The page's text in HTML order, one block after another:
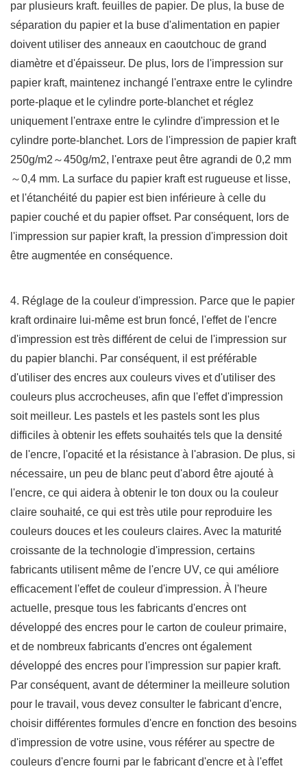
par plusieurs kraft. feuilles de papier. De plus, la buse de
séparation du papier et la buse d'alimentation en papier
doivent utiliser des anneaux en caoutchouc de grand
diamètre et d'épaisseur. De plus, lors de l'impression sur
papier kraft, maintenez inchangé l'entraxe entre le cylindre
porte-plaque et le cylindre porte-blanchet et réglez
uniquement l'entraxe entre le cylindre d'impression et le
cylindre porte-blanchet. Lors de l'impression de papier kraft
250g/m2～450g/m2, l'entraxe peut être agrandi de 0,2 mm
～0,4 mm. La surface du papier kraft est rugueuse et lisse,
et l'étanchéité du papier est bien inférieure à celle du
papier couché et du papier offset. Par conséquent, lors de
l'impression sur papier kraft, la pression d'impression doit
être augmentée en conséquence.
4. Réglage de la couleur d'impression. Parce que le papier
kraft ordinaire lui-même est brun foncé, l'effet de l'encre
d'impression est très différent de celui de l'impression sur
du papier blanchi. Par conséquent, il est préférable
d'utiliser des encres aux couleurs vives et d'utiliser des
couleurs plus accrocheuses, afin que l'effet d'impression
soit meilleur. Les pastels et les pastels sont les plus
difficiles à obtenir les effets souhaités tels que la densité
de l'encre, l'opacité et la résistance à l'abrasion. De plus, si
nécessaire, un peu de blanc peut d'abord être ajouté à
l'encre, ce qui aidera à obtenir le ton doux ou la couleur
claire souhaité, ce qui est très utile pour reproduire les
couleurs douces et les couleurs claires. Avec la maturité
croissante de la technologie d'impression, certains
fabricants utilisent même de l'encre UV, ce qui améliore
efficacement l'effet de couleur d'impression. À l'heure
actuelle, presque tous les fabricants d'encres ont
développé des encres pour le carton de couleur primaire,
et de nombreux fabricants d'encres ont également
développé des encres pour l'impression sur papier kraft.
Par conséquent, avant de déterminer la meilleure solution
pour le travail, vous devez consulter le fabricant d'encre,
choisir différentes formules d'encre en fonction des besoins
d'impression de votre usine, vous référer au spectre de
couleurs d'encre fourni par le fabricant d'encre et à l'effet